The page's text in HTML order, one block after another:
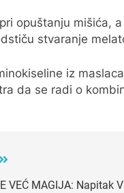
opuštanju mišića,
stvaranje
iz
da se radi o
VEĆ MAGIJA: Napitak